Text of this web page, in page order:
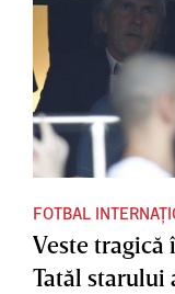
FOTBAL
Veste
Tatăl